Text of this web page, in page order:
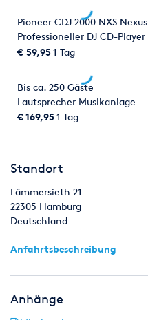
Pioneer CDJ 2000 NXS Nexus
Professioneller DJ CD-Player
mit USB
€ 59,951 Tag
Bis ca. 250 Gäste
Lautsprecher Musikanlage
Beschallungsanlage
Mischpult
€ 169,951 Tag
Standort
Lämmersieth 21
22305 Hamburg
Deutschland
Anfahrtsbeschreibung
Anhänge